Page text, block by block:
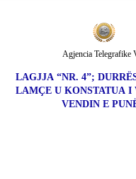
LAGJJA “NR. 4”;
LAMÇE U KONSTATUA I
VENDIN E
Agjencia Telegrafike